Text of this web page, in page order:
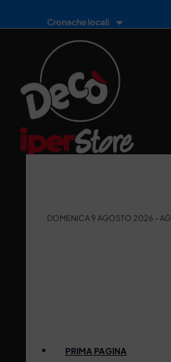
Cronache locali
DOMENICA 9 AGOSTO 2026 -
PRIMA PAGINA